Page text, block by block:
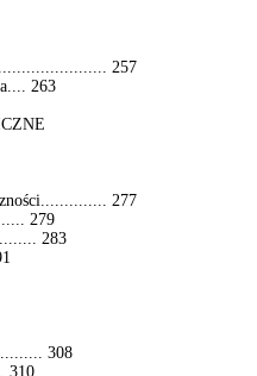
257
263
277
279
283
308
310